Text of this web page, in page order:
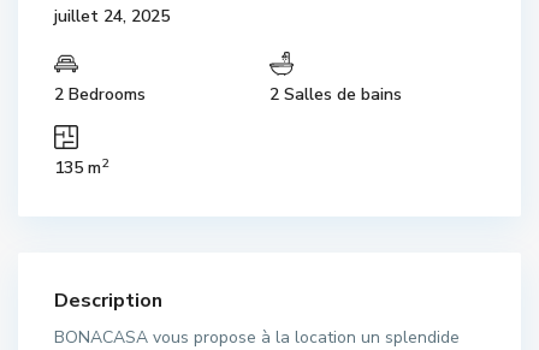
juillet 24, 2025
2 Bedrooms 2 Salles de bains
135 m2
Description
BONACASA vous propose à la location un splendide